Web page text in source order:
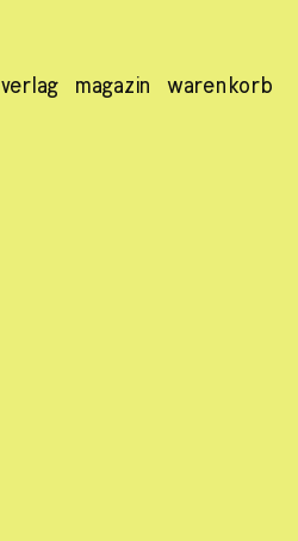
verlag magazin warenkorb